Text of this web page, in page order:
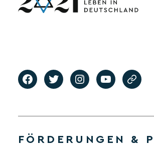
FÖRDERUNGEN &